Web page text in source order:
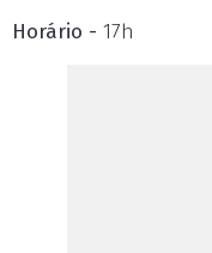
Horário - 17h